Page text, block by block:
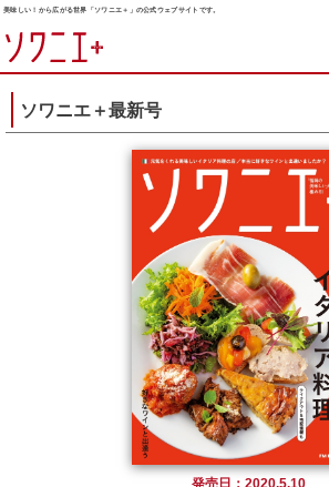
美味しい！から広がる世界「ソワニエ＋」の公式ウェブサイトです。
ソワニエ＋最新号
発売日：2020.5.10